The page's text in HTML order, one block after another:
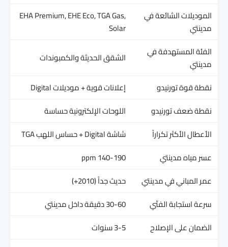
الموديلات الشائعة في
مدينتي
EHA Premium, EHE Eco, TGA Gas,
Solar
الفئة المستهدفة في
مدينتي
الشقق الحديثة والكمبوندات
نقطة قوة تورنيدو
إعلانات قوية + موديلات Digital
نقطة ضعف تورنيدو
اللوحات الإلكترونية حساسة
الأعطال الأكثر تكراراً
شاشة Digital + حساس اللهب TGA
عسر مياه مدينتي
140-190 ppm
عمر المباني في مدينتي
حديث جداً (2010+)
سرعة استجابة الفنّي
30-60 دقيقة داخل مدينتي
الضمان على الإصلاح
3-5 سنوات